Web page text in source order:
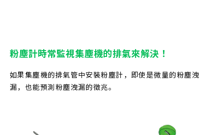
粉塵計時常監視集塵機的排氣來解決！
如果集塵機的排氣管中安裝粉塵計，即使是微量的粉塵洩
漏，也能預測粉塵洩漏的徵兆。